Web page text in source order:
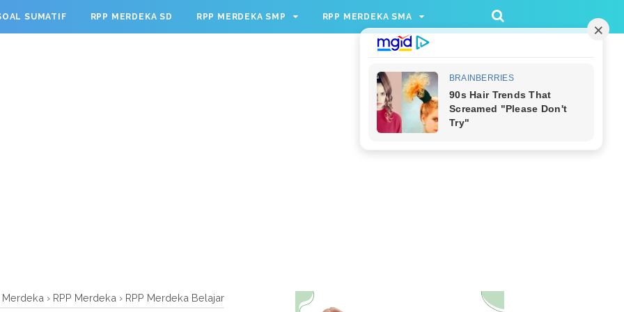
{ googletag.defineSlot('/23209888932/rppmer', [336, 280], 'div-gpt-ad-1733174991559-
googletag.enableServices(); });
SUMATIF RPP MERDEKA SD RPP MERDEKA SMP RPP MERDEKA SMA
Merdeka › RPP Merdeka › RPP Merdeka Belajar